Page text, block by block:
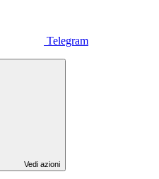
Telegram
Vedi azioni